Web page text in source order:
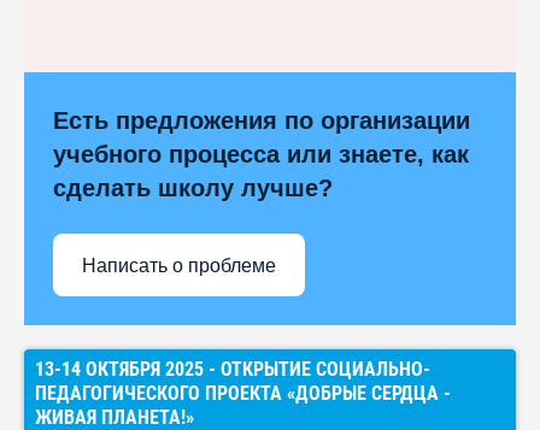
Есть предложения по организации
учебного процесса или знаете, как
сделать школу лучше?
Написать о проблеме
13-14 ОКТЯБРЯ 2025 - ОТКРЫТИЕ СОЦИАЛЬНО-
ПЕДАГОГИЧЕСКОГО ПРОЕКТА «ДОБРЫЕ СЕРДЦА -
ЖИВАЯ ПЛАНЕТА!»